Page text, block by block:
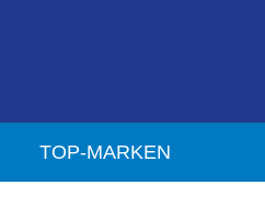
TOP-MARKEN